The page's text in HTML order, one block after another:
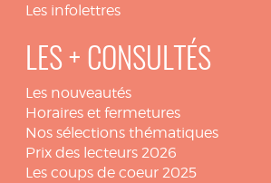
Les infolettres
LES + CONSULTÉS
Les nouveautés
Horaires et fermetures
Nos sélections thématiques
Prix des lecteurs 2026
Les coups de coeur 2025